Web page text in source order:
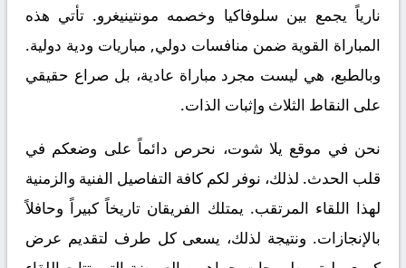
نارياً يجمع بين سلوفاكيا وخصمه مونتينيغرو. تأتي هذه
المباراة القوية ضمن منافسات دولي, مباريات ودية دولية.
وبالطبع، هي ليست مجرد مباراة عادية، بل صراع حقيقي
على النقاط الثلاث وإثبات الذات.
نحن في موقع يلا شوت، نحرص دائماً على وضعكم في
قلب الحدث. لذلك، نوفر لكم كافة التفاصيل الفنية والزمنية
لهذا اللقاء المرتقب. يمتلك الفريقان تاريخاً كبيراً وحافلاً
بالإنجازات. ونتيجة لذلك، يسعى كل طرف لتقديم عرض